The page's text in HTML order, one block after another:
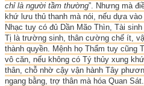
chỉ là người tầm thường”. Nhưng mà
khứ lưu thủ thanh mà nói, nếu dựa
Nhạc tuy có đủ Dần Mão Thìn, Tài
Tị là trường sinh, thân cường chế ít,
thành quyền. Mệnh họ Thẩm tuy cũng
vô căn, nếu không có Tý thủy xung
thân, chỗ nhờ cậy vận hành Tây
ngang bằng, trợ thân mà hóa Quan